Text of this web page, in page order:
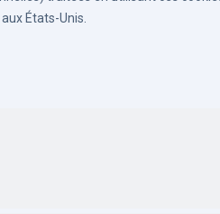
États-Unis.